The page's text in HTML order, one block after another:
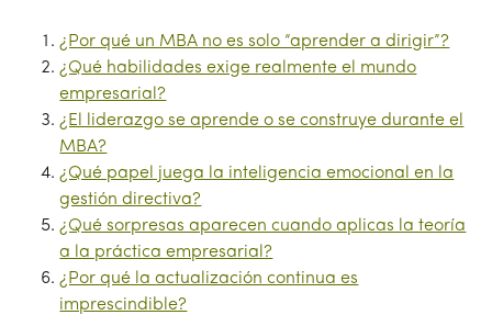
¿Por qué un MBA no es solo “aprender a dirigir”?
¿Qué habilidades exige realmente el mundo
empresarial?
¿El liderazgo se aprende o se construye durante el
MBA?
¿Qué papel juega la inteligencia emocional en la
gestión directiva?
¿Qué sorpresas aparecen cuando aplicas la teoría
a la práctica empresarial?
¿Por qué la actualización continua es
imprescindible?